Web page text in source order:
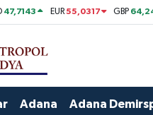
47,7143 EUR55,0317 GBP
Adana Adana